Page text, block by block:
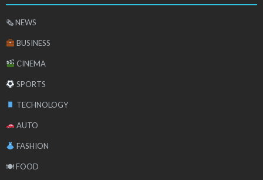
🗞 NEWS
BUSINESS
CINEMA
SPORTS
TECHNOLOGY
AUTO
FASHION
🍽 FOOD